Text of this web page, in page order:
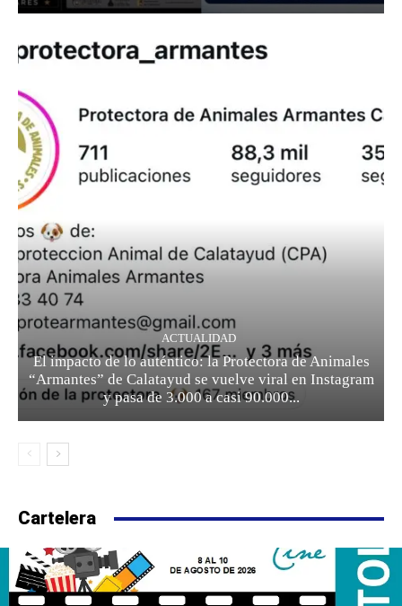
ACTUALIDAD
El impacto de lo auténtico: la Protectora de Animales
“Armantes” de Calatayud se vuelve viral en Instagram
y pasa de 3.000 a casi 90.000...
Cartelera